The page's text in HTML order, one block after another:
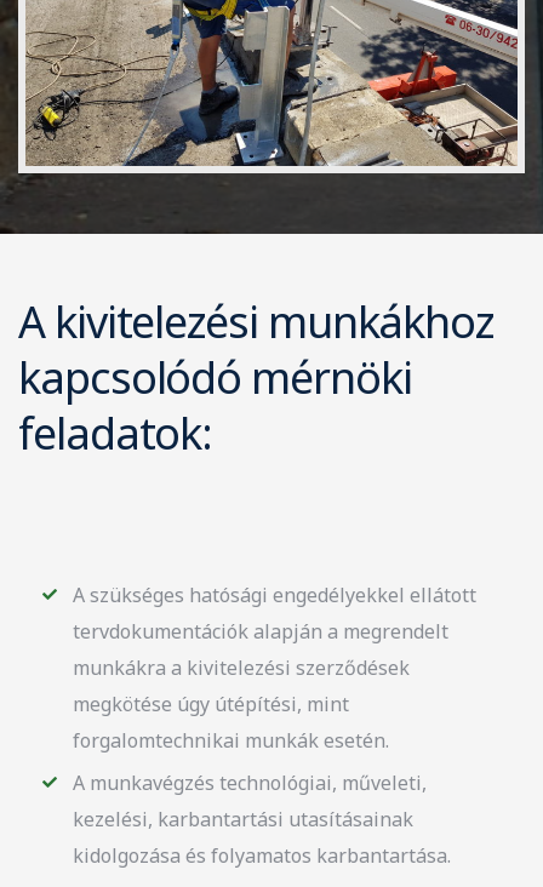
A kivitelezési munkákhoz
kapcsolódó mérnöki
feladatok:
A szükséges hatósági engedélyekkel ellátott
tervdokumentációk alapján a megrendelt
munkákra a kivitelezési szerződések
megkötése úgy útépítési, mint
forgalomtechnikai munkák esetén.
A munkavégzés technológiai, műveleti,
kezelési, karbantartási utasításainak
kidolgozása és folyamatos karbantartása.